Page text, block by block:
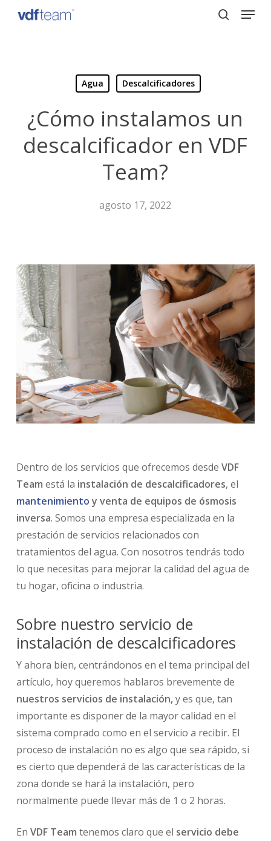
Menu
Agua Descalcificadores
¿Cómo instalamos un
descalcificador en VDF
Team?
agosto 17, 2022
Dentro de los servicios que ofrecemos desde VDF
Team está la instalación de descalcificadores, el
mantenimiento y venta de equipos de ósmosis
inversa. Somos una empresa especializada en la
prestación de servicios relacionados con
tratamientos del agua. Con nosotros tendrás todo
lo que necesitas para mejorar la calidad del agua de
tu hogar, oficina o industria.
Sobre nuestro servicio de
instalación de descalcificadores
Y ahora bien, centrándonos en el tema principal del
artículo, hoy queremos hablaros brevemente de
nuestros servicios de instalación,y es que, tan
importante es disponer de la mayor calidad en el
sistema comprado como en el servicio a recibir. El
proceso de instalación no es algo que sea rápido, si
es cierto que dependerá de las características de la
zona donde se hará la instalación, pero
normalmente puede llevar más de 1 o 2 horas.
En VDF Team tenemos claro que el servicio debe